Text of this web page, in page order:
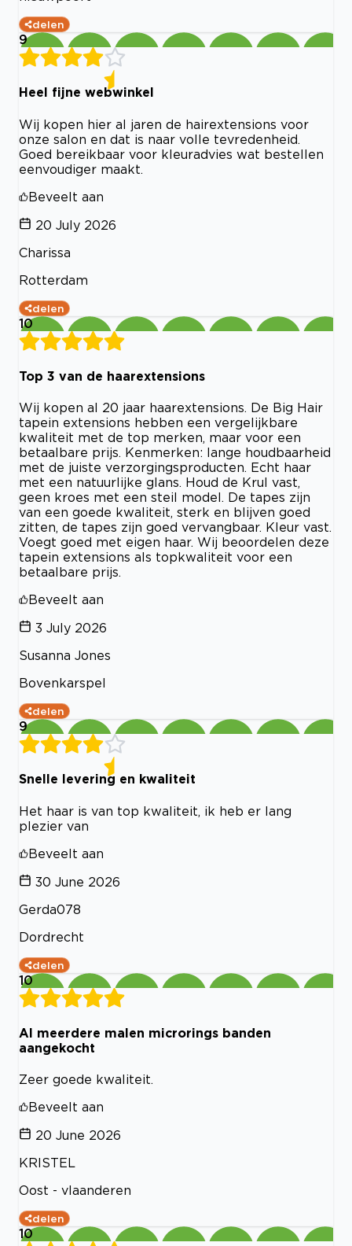
delen
9
Heel fijne webwinkel
Wij kopen hier al jaren de hairextensions voor
onze salon en dat is naar volle tevredenheid.
Goed bereikbaar voor kleuradvies wat bestellen
eenvoudiger maakt.
Beveelt aan
20 July 2026
Charissa
Rotterdam
delen
10
Top 3 van de haarextensions
Wij kopen al 20 jaar haarextensions. De Big Hair
tapein extensions hebben een vergelijkbare
kwaliteit met de top merken, maar voor een
betaalbare prijs. Kenmerken: lange houdbaarheid
met de juiste verzorgingsproducten. Echt haar
met een natuurlijke glans. Houd de Krul vast,
geen kroes met een steil model. De tapes zijn
van een goede kwaliteit, sterk en blijven goed
zitten, de tapes zijn goed vervangbaar. Kleur vast.
Voegt goed met eigen haar. Wij beoordelen deze
tapein extensions als topkwaliteit voor een
betaalbare prijs.
Beveelt aan
3 July 2026
Susanna Jones
Bovenkarspel
delen
9
Snelle levering en kwaliteit
Het haar is van top kwaliteit, ik heb er lang
plezier van
Beveelt aan
30 June 2026
Gerda078
Dordrecht
delen
10
Al meerdere malen microrings banden
aangekocht
Zeer goede kwaliteit.
Beveelt aan
20 June 2026
KRISTEL
Oost - vlaanderen
delen
10